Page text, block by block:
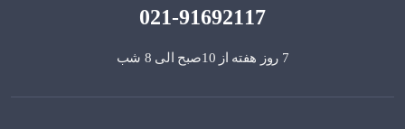
021-91692117
7 روز هفته از 10صبح الی 8 شب